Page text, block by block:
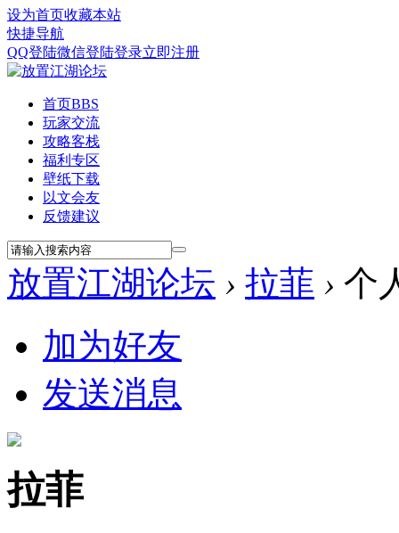
设为首页收藏本站
快捷导航
QQ登陆微信登陆登录立即注册
首页BBS
玩家交流
攻略客栈
福利专区
壁纸下载
以文会友
反馈建议
放置江湖论坛 › 拉菲 › 个
加为好友
发送消息
拉菲